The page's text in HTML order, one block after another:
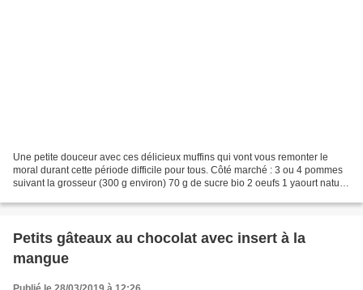
Une petite douceur avec ces délicieux muffins qui vont vous remonter le
moral durant cette période difficile pour tous. Côté marché : 3 ou 4 pommes
suivant la grosseur (300 g environ) 70 g de sucre bio 2 oeufs 1 yaourt nature
Petits gâteaux au chocolat avec insert à la
mangue